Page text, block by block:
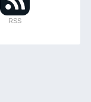
RSS